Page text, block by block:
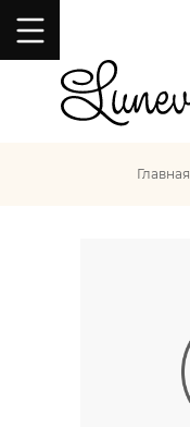
Главная